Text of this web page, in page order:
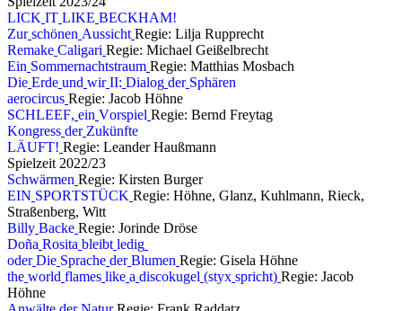
LICK IT LIKE BECKHAM!
Zur schönen Aussicht Regie: Lilja Rupprecht
Remake Caligari Regie: Michael Geißelbrecht
Ein Sommernachtstraum Regie: Matthias Mosbach
Die Erde und wir II: Dialog der Sphären
aerocircus Regie: Jacob Höhne
SCHLEEF, ein Vorspiel Regie: Bernd Freytag
Kongress der Zukünfte
LÄUFT! Regie: Leander Haußmann
Spielzeit 2022/23
Schwärmen Regie: Kirsten Burger
EIN SPORTSTÜCK Regie: Höhne, Glanz, Kuhlmann, Rieck,
Straßenberg, Witt
Billy Backe Regie: Jorinde Dröse
Doña Rosita bleibt ledig
oder Die Sprache der Blumen Regie: Gisela Höhne
the world flames like a discokugel (styx spricht) Regie: Jacob
Höhne